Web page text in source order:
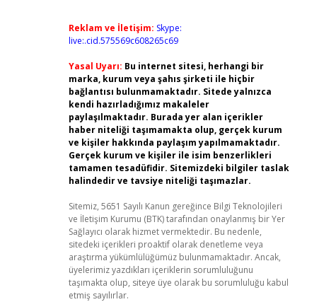
Reklam ve İletişim: Skype:
live:.cid.575569c608265c69
Yasal Uyarı: Bu internet sitesi, herhangi bir
marka, kurum veya şahıs şirketi ile hiçbir
bağlantısı bulunmamaktadır. Sitede yalnızca
kendi hazırladığımız makaleler
paylaşılmaktadır. Burada yer alan içerikler
haber niteliği taşımamakta olup, gerçek kurum
ve kişiler hakkında paylaşım yapılmamaktadır.
Gerçek kurum ve kişiler ile isim benzerlikleri
tamamen tesadüfidir. Sitemizdeki bilgiler taslak
halindedir ve tavsiye niteliği taşımazlar.
Sitemiz, 5651 Sayılı Kanun gereğince Bilgi Teknolojileri
ve İletişim Kurumu (BTK) tarafından onaylanmış bir Yer
Sağlayıcı olarak hizmet vermektedir. Bu nedenle,
sitedeki içerikleri proaktif olarak denetleme veya
araştırma yükümlülüğümüz bulunmamaktadır. Ancak,
üyelerimiz yazdıkları içeriklerin sorumluluğunu
taşımakta olup, siteye üye olarak bu sorumluluğu kabul
etmiş sayılırlar.